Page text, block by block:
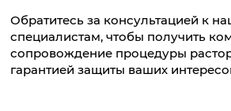
Обратитесь за консультацией к
специалистам, чтобы получить
сопровождение процедуры
гарантией защиты ваших